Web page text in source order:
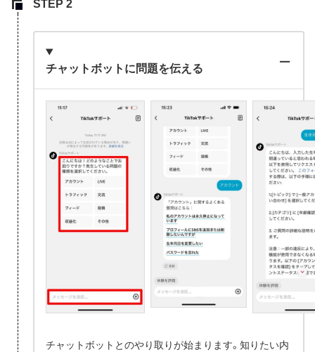
チャットボットに問題を伝える
チャットボットとのやり取りが始まります。知りたい内